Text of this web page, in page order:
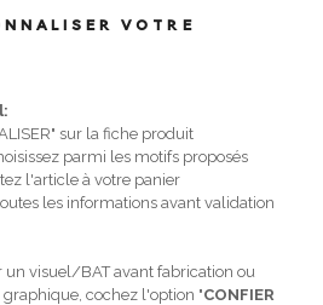
VOTRE
sur la fiche produit
parmi les motifs proposés
l'article à votre panier
les informations avant validation
un visuel/BAT avant fabrication ou
cochez l'option "CONFIER